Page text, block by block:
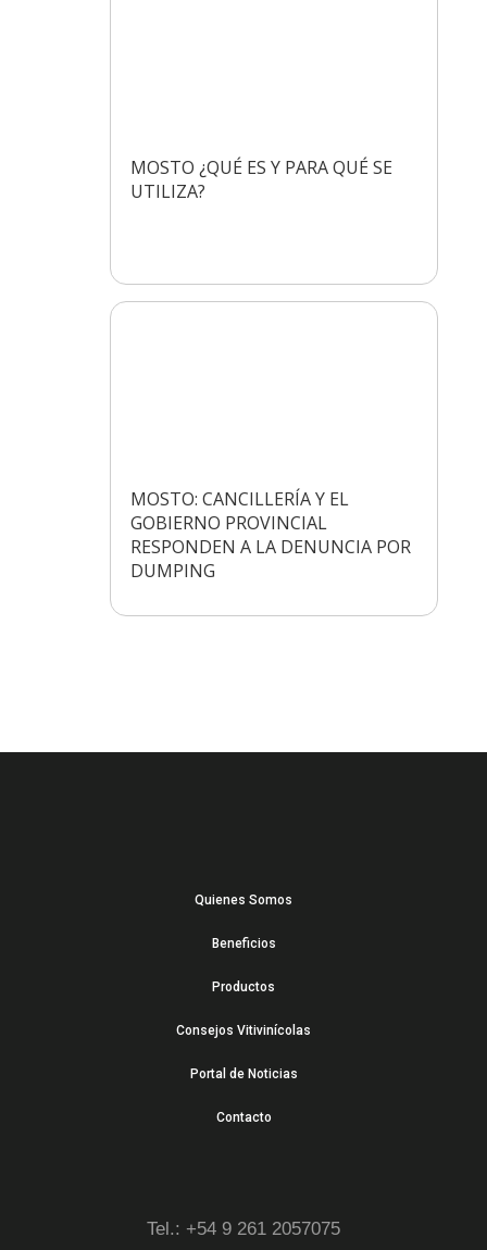
MOSTO ¿QUÉ ES Y PARA QUÉ SE
UTILIZA?
MOSTO: CANCILLERÍA Y EL
GOBIERNO PROVINCIAL
RESPONDEN A LA DENUNCIA POR
DUMPING
Quienes Somos
Beneficios
Productos
Consejos Vitivinícolas
Portal de Noticias
Contacto
Tel.: +54 9 261 2057075